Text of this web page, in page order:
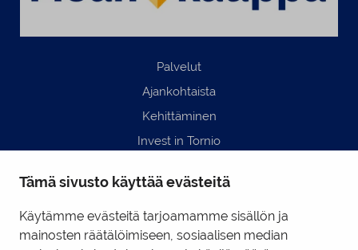
Tämä sivusto käyttää evästeitä
Käytämme evästeitä tarjoamamme sisällön ja
mainosten räätälöimiseen, sosiaalisen median
Palvelut
Ajankohtaista
Kehittäminen
Invest in Tornio
Yhteystiedot
Hyödyllisiä linkkejä